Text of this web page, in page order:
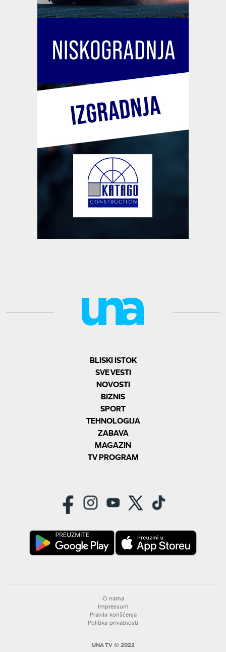
BLISKI ISTOK
SVE VESTI
NOVOSTI
BIZNIS
SPORT
TEHNOLOGIJA
ZABAVA
MAGAZIN
TV PROGRAM
O nama
Impressum
Pravila korišćenja
Politika privatnosti
UNA TV © 2022